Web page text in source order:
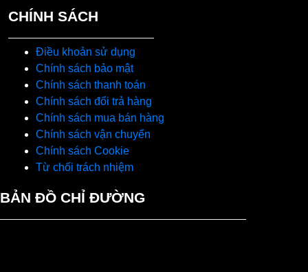
CHÍNH SÁCH
Điều khoản sử dụng
Chính sách bảo mật
Chính sách thanh toán
Chính sách đổi trả hàng
Chính sách mua bán hàng
Chính sách vận chuyển
Chính sách Cookie
Từ chối trách nhiệm
BẢN ĐỒ CHỈ ĐƯỜNG